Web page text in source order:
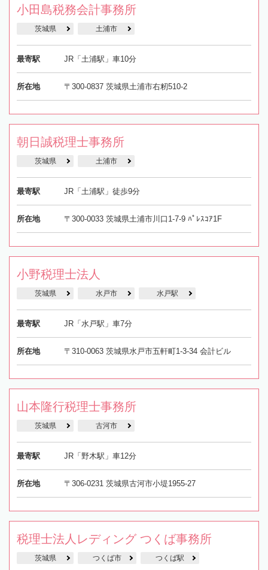
小田島税務会計事務所
茨城県 土浦市
最寄駅 JR「土浦駅」車10分
所在地 〒300-0837 茨城県土浦市右籾510-2
朝日誠税理士事務所
茨城県 土浦市
最寄駅 JR「土浦駅」徒歩9分
所在地 〒300-0033 茨城県土浦市川口1-7-9 ﾊﾟﾚｽｺｱ1F
小野税理士法人
茨城県 水戸市 水戸駅
最寄駅 JR「水戸駅」車7分
所在地 〒310-0063 茨城県水戸市五軒町1-3-34 会計ビル
山本隆行税理士事務所
茨城県 古河市
最寄駅 JR「野木駅」車12分
所在地 〒306-0231 茨城県古河市小堤1955-27
税理士法人レディング つくば事務所
茨城県 つくば市 つくば駅